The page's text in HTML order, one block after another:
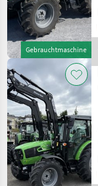
Gebrauchtmaschine